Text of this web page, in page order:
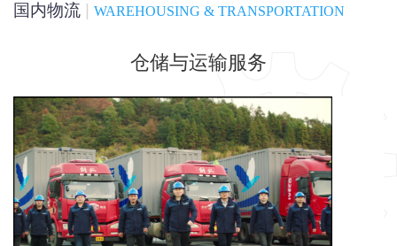
国内物流 WAREHOUSING & TRANSPORTATION
仓储与运输服务